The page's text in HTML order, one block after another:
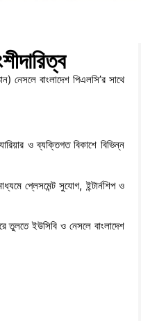
নেসলে বাংলাদেশ পিএলসি’র সাথে
ও ব্যক্তিগত বিকাশে বিভিন্ন
প্লেসমেন্ট সুযোগ, ইন্টার্নশিপ ও
তুলতে ইউসিবি ও নেসলে বাংলাদেশ